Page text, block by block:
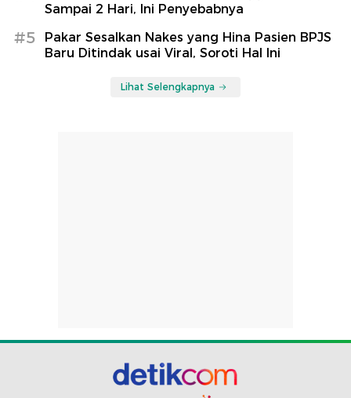
Sampai 2 Hari, Ini Penyebabnya
#5
Pakar Sesalkan Nakes yang Hina Pasien BPJS
Baru Ditindak usai Viral, Soroti Hal Ini
Lihat Selengkapnya